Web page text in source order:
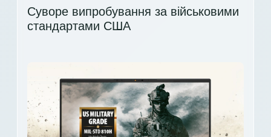
Суворе випробування за військовими
стандартами США